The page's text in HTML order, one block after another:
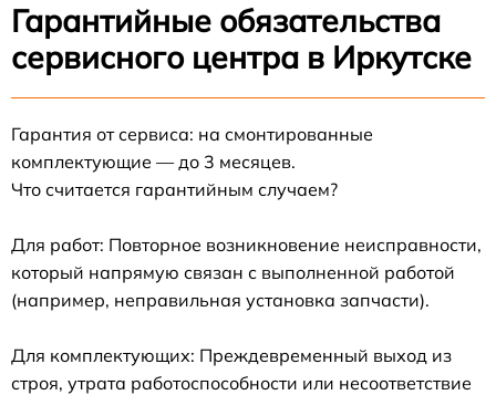
Гарантийные обязательства
сервисного центра в Иркутске
Гарантия от сервиса: на смонтированные
комплектующие — до 3 месяцев.
Что считается гарантийным случаем?
Для работ: Повторное возникновение неисправности,
который напрямую связан с выполненной работой
(например, неправильная установка запчасти).
Для комплектующих: Преждевременный выход из
строя, утрата работоспособности или несоответствие